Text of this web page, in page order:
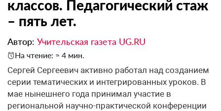
классов. Педагогический стаж
– пять лет.
Автор: Учительская газета UG.RU
На чтение: ≈ 4 мин.
Сергей Сергеевич активно работал над созданием
серии тематических и интегрированных уроков. В
мае нынешнего года принимал участие в
региональной научно-практической конференции